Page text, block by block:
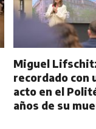
Miguel
recordado con
acto en el
años de su